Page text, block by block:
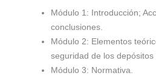
Módulo 1: Introducción;
conclusiones.
Módulo 2: Elementos
seguridad de los depósitos
Módulo 3: Normativa.